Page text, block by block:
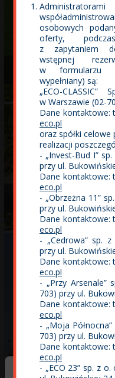
osobowych
oferty,
z zapytaniem
wstępnej
w formularzu
wypełniany) są:
„ECO-
w Warszawie (02-
Dane kontaktowe:
eco.pl
oraz spółki celowe
realizacji
- „Invest-Bud I”
przy ul.
Dane kontaktowe:
eco.pl
- „Obrzeżna 11”
przy ul.
Dane kontaktowe:
eco.pl
- „Cedrowa” sp.
przy ul.
Dane kontaktowe:
eco.pl
- „Przy Arsenale”
703) przy ul.
Dane kontaktowe:
eco.pl
- „Moja
703) przy ul.
Dane kontaktowe:
eco.pl
- „ECO 23” sp. z
Lokalizacja
Wyszukiwarka mieszkań i
lokali usługowych